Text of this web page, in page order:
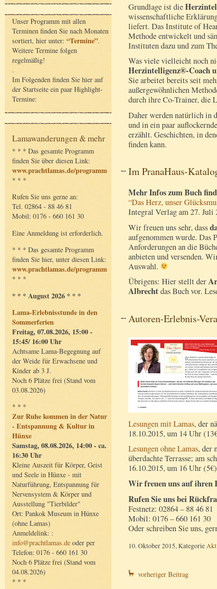
Unser Programm mit allen
Terminen finden Sie nach Monaten
sortiert, hier unter: “Termine”.
Weitere Termine folgen
regelmäßig!
.
Im Folgenden finden Sie hier auf
der Startseite ein paar Highlight-
Termine:
Lamawanderungen & mehr
* * * Das gesamte Programm
finden Sie über diesen Link:
www.prachtlamas.de/programm
* * *
Rufen Sie uns gerne an:
Tel. 02864 - 88 46 81
Mobil: 0176 - 660 161 30
Eine Anmeldung ist erforderlich.
* * * Das gesamte Programm
finden Sie hier, unter diesen Link:
www.prachtlamas.de/programm
* * *
* * * August 2026 * * *
Lama-Erlebnisstunde in den
Sommerferien
Freitag, 07.08.2026, 15:00 -
15:45/ 16:00 Uhr
Achtsame Lama-Begegnung auf
der Weide für Erwachsene und
Kinder ab 3 J.
Noch 6 Plätze frei (Stand vom
03.08.2026)
* * *
Zur Ruhe kommen in der Natur
- Entspannung & Kultur in
Hünxe
Samstag, 08.08.2026, 14:00 - ca.
16:30 Uhr
Kleine Auszeit für Körper, Geist
und Seele in Hünxe - mit
Naturführung, Entspannung für
Nervensystem & Körper und
Ausstellung "Tierbilder"
Ort: Pankok Museum in Hünxe
(ohne Lamas)
Anmeldelink: :
info@prachtlamas.de oder per
Telefon: 0176 - 660 161 30
Noch 6 Plätze frei (Stand vom
04.08.2026)
* * *
Grundlage ist die
wissenschaftliche
liefert. Das Institute of
Methode entwickelt und
Instituten dazu und zum
Was viele vielleicht noch
Herzintelligenz®-Coach
Sie arbeitet bereits seit
außergewöhnlichen
durch ihre Co-Trainer, die
Daher werden natürlich in
und in ein paar
erzählt. Geschichten, in
finden kann.
Im PranaHaus-
Mehr Infos zum Buch
“Das Herz, unser
Integral Verlag am 27. Juli
Wir freuen uns sehr, dass
aufgenommen wurde. Das
Anforderungen an die
anbieten und versenden.
Auswahl.
Übrigens: Hier stellt der
Albrechtdas Buch vor.
Autoren-Erlebnis-
Lesungen mit Lamas, der
18.10.2015, um 14 Uhr
Lesungen ohne Lamas, der
überdachte Terrasse; am
16.10.2015, um 16 Uhr (5€)
Wir freuen uns auf ihren
Rufen Sie uns bei
Festnetz: 02864 – 88 46 81
Mobil: 0176 – 660 161 30
Oder schreiben Sie uns,
10. Oktober 2015, Kategorie
vorheriger Beitrag